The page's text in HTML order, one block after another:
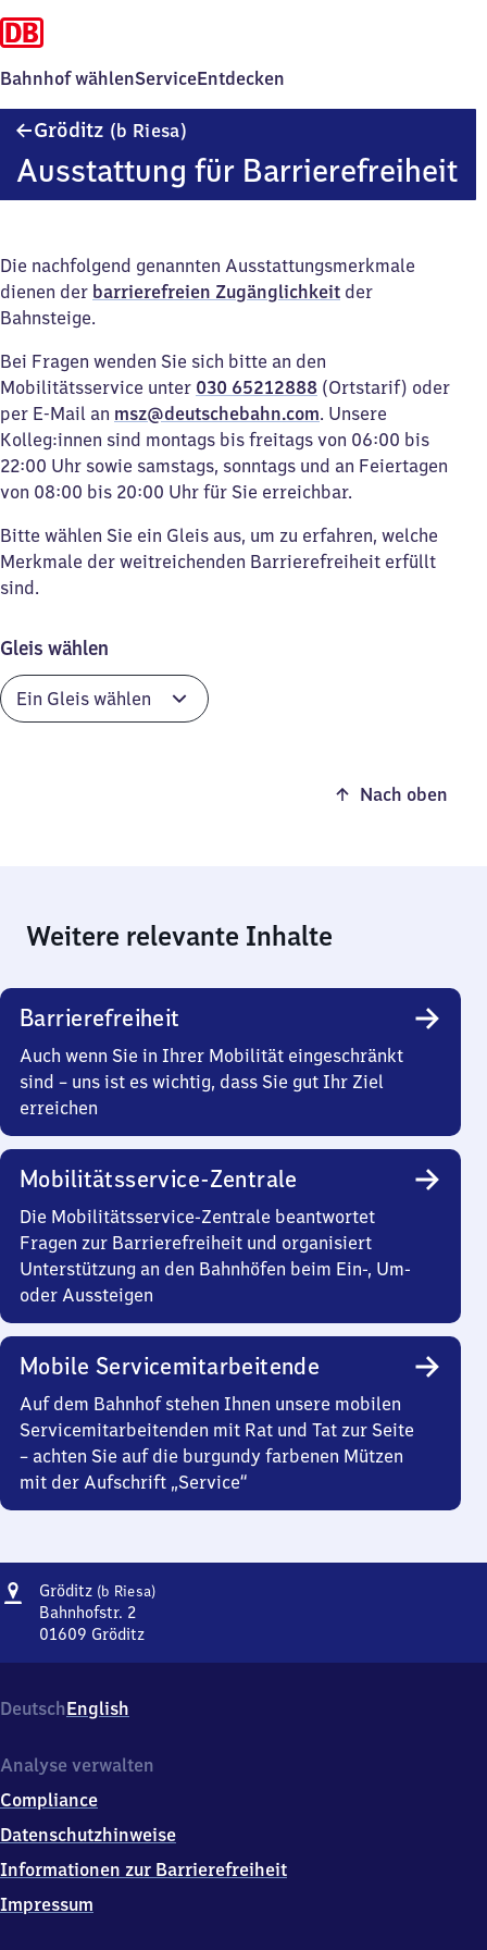
Bahnhof wählenServiceEntdecken
Gröditz (b Riesa)
Riesa)
Ausstattung für Barrierefreiheit
Die nachfolgend genannten Ausstattungsmerkmale
dienen der barrierefreien Zugänglichkeit der
Bahnsteige.
Bei Fragen wenden Sie sich bitte an den
Mobilitätsservice unter 030 65212888 (Ortstarif) oder
per E-Mail an msz@deutschebahn.com. Unsere
Kolleg:innen sind montags bis freitags von 06:00 bis
22:00 Uhr sowie samstags, sonntags und an Feiertagen
von 08:00 bis 20:00 Uhr für Sie erreichbar.
Bitte wählen Sie ein Gleis aus, um zu erfahren, welche
Merkmale der weitreichenden Barrierefreiheit erfüllt
sind.
Gleis wählen
Nach oben
Weitere relevante Inhalte
Barrierefreiheit
Auch wenn Sie in Ihrer Mobilität eingeschränkt
sind – uns ist es wichtig, dass Sie gut Ihr Ziel
erreichen
Mobilitätsservice-Zentrale
Die Mobilitätsservice-Zentrale beantwortet
Fragen zur Barrierefreiheit und organisiert
Unterstützung an den Bahnhöfen beim Ein-, Um-
oder Aussteigen
Mobile Servicemitarbeitende
Auf dem Bahnhof stehen Ihnen unsere mobilen
Servicemitarbeitenden mit Rat und Tat zur Seite
– achten Sie auf die burgundy farbenen Mützen
mit der Aufschrift „Service“
Adresse
Gröditz (b Riesa)Gröditz
Bahnhofstr. 2
01609 Gröditz
Riesa),
Bahnhofstr.
0
6
0
Gröditz
DeutschEnglish
Analyse verwalten
Compliance
Datenschutzhinweise
Informationen zur Barrierefreiheit
Impressum